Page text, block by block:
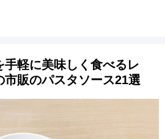
手軽に美味しく食べるレ
市販のパスタソース21選